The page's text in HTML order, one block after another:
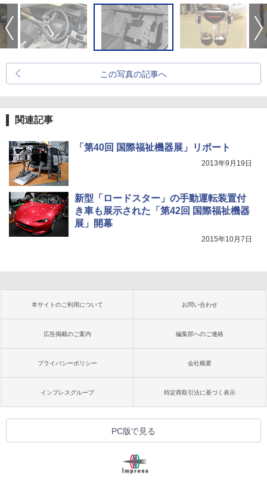
この写真の記事へ
関連記事
「第40回 国際福祉機器展」リポート
2013年9月19日
新型「ロードスター」の手動運転装置付
き車も展示された「第42回 国際福祉機器
展」開幕
2015年10月7日
本サイトのご利用について お問い合わせ
広告掲載のご案内 編集部へのご連絡
プライバシーポリシー 会社概要
インプレスグループ 特定商取引法に基づく表示
PC版で見る